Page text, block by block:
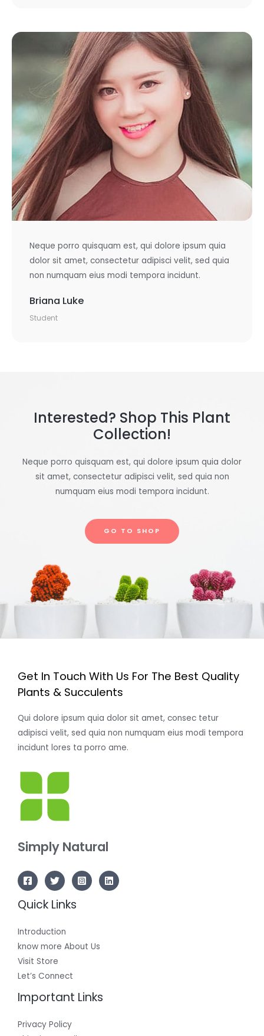
Neque porro quisquam est, qui dolore ipsum quia
dolor sit amet, consectetur adipisci velit, sed quia
non numquam eius modi tempora incidunt.
Briana Luke
Student
Interested? Shop This Plant
Collection!
Neque porro quisquam est, qui dolore ipsum quia dolor
sit amet, consectetur adipisci velit, sed quia non
numquam eius modi tempora incidunt.
GO TO SHOP
Get In Touch With Us For The Best Quality
Plants & Succulents
Qui dolore ipsum quia dolor sit amet, consec tetur
adipisci velit, sed quia non numquam eius modi tempora
incidunt lores ta porro ame.
Simply Natural
Quick Links
Introduction
know more About Us
Visit Store
Let’s Connect
Important Links
Privacy Policy